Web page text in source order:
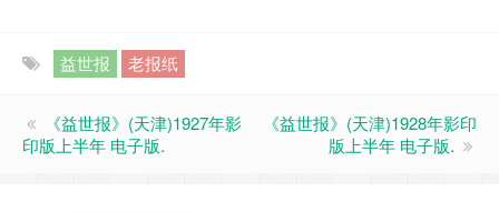
益世报 老报纸
《益世报》(天津)1927年影
印版上半年 电子版.
《益世报》(天津)1928年影印
版上半年 电子版.